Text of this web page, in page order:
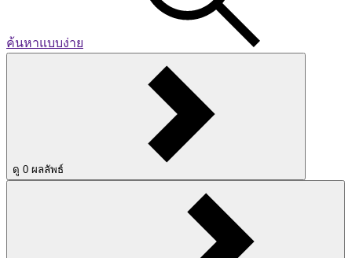
ค้นหาแบบง่าย
ดู 0 ผลลัพธ์